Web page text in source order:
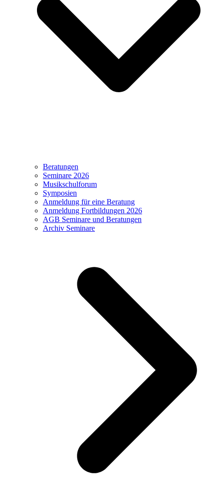
Beratungen
Seminare 2026
Musikschulforum
Symposien
Anmeldung für eine Beratung
Anmeldung Fortbildungen 2026
AGB Seminare und Beratungen
Archiv Seminare